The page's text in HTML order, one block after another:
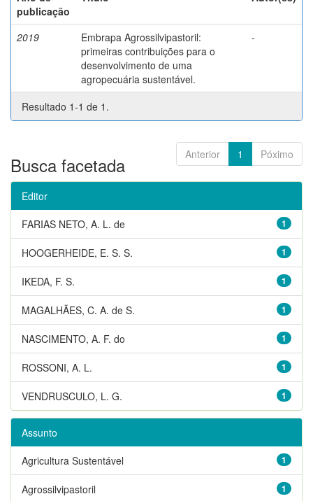
publicação
2019
Embrapa Agrossilvipastoril:
primeiras contribuições para o
desenvolvimento de uma
agropecuária sustentável.
-
Resultado 1-1 de 1.
Anterior 1 Póximo
Busca facetada
Editor
1
FARIAS NETO, A. L. de
1
HOOGERHEIDE, E. S. S.
1
IKEDA, F. S.
1
MAGALHÃES, C. A. de S.
1
NASCIMENTO, A. F. do
1
ROSSONI, A. L.
1
VENDRUSCULO, L. G.
Assunto
1
Agricultura Sustentável
1
Agrossilvipastoril